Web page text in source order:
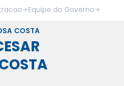
Equipe do Governo
COSTA